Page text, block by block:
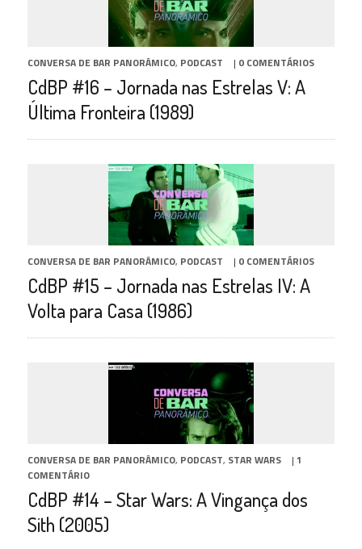
CONVERSA DE BAR PANORÂMICO, PODCAST | 0 COMENTÁRIOS
CdBP #16 – Jornada nas Estrelas V: A
Última Fronteira (1989)
CONVERSA DE BAR PANORÂMICO, PODCAST | 0 COMENTÁRIOS
CdBP #15 – Jornada nas Estrelas IV: A
Volta para Casa (1986)
CONVERSA DE BAR PANORÂMICO, PODCAST, STAR WARS | 1
COMENTÁRIO
CdBP #14 – Star Wars: A Vingança dos
Sith (2005)